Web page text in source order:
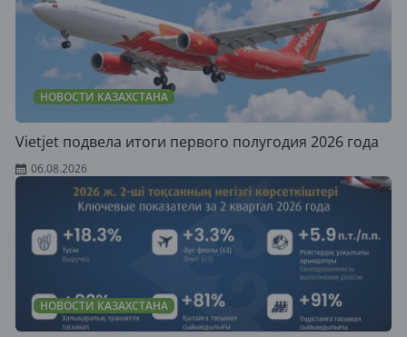
НОВОСТИ КАЗАХСТАНА
Vietjet подвела итоги первого полугодия 2026 года
06.08.2026
НОВОСТИ КАЗАХСТАНА